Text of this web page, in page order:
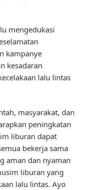
mengedukasi
kampanye
kesadaran
lalu lintas
masyarakat, dan
peningkatan
liburan dapat
bekerja sama
aman dan nyaman
liburan yang
lalu lintas. Ayo